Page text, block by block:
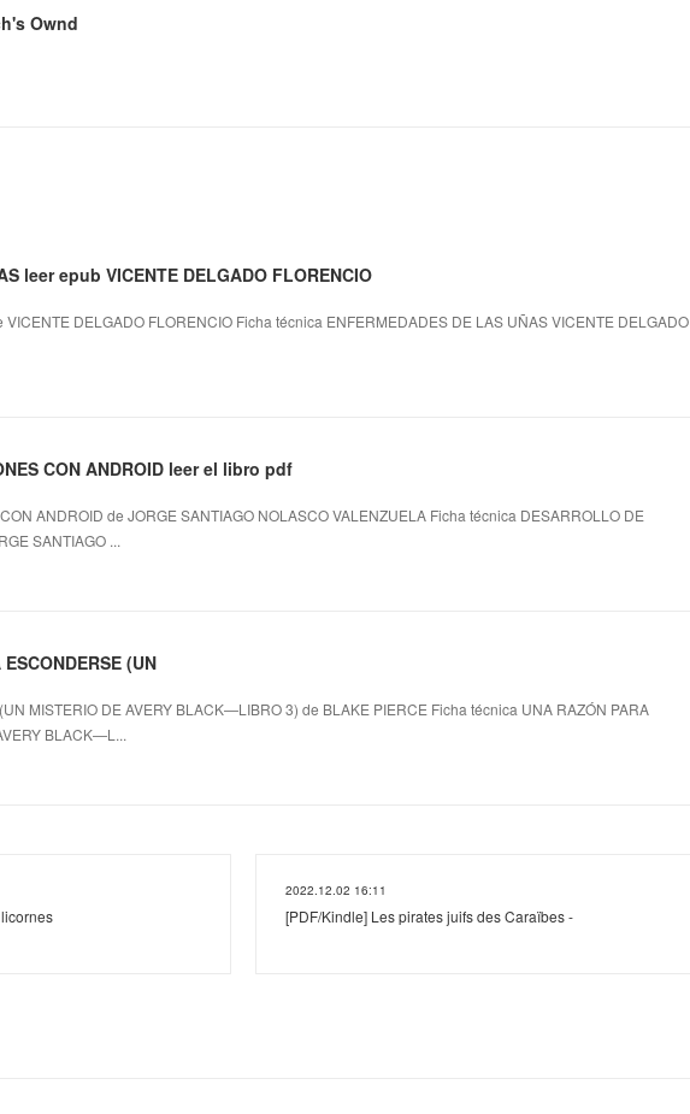
Ownd
leer epub VICENTE DELGADO FLORENCIO
DELGADO FLORENCIO Ficha técnica ENFERMEDADES DE LAS UÑAS VICENTE DELGADO
CON ANDROID leer el libro pdf
ANDROID de JORGE SANTIAGO NOLASCO VALENZUELA Ficha técnica DESARROLLO DE
SANTIAGO ...
(UN
MISTERIO DE AVERY BLACK—LIBRO 3) de BLAKE PIERCE Ficha técnica UNA RAZÓN PARA
BLACK—L...
2022.12.02 16:11
[PDF/Kindle] Les pirates juifs des Caraïbes -